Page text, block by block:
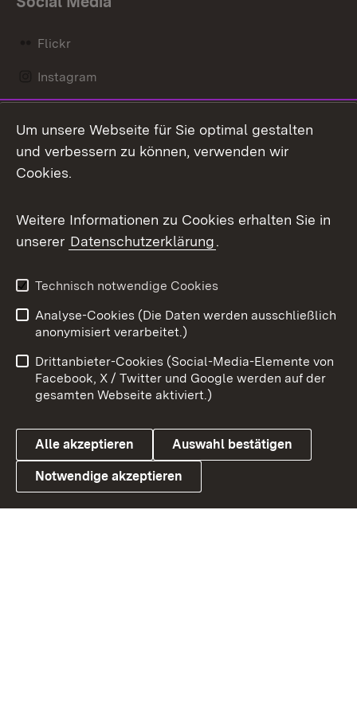
Flickr
Instagram
Mastodon
Messenger
Social Wall
X / Twitter
Youtube
Link zum Landesportal
Benutzungshinweise
Barrierefreiheit
Datenschutz
Cookies
Um unsere Webseite für Sie optimal gestalten
und verbessern zu können, verwenden wir
Cookies.
Weitere Informationen zu Cookies erhalten Sie in
unserer Datenschutzerklärung.
Technisch notwendige Cookies
Analyse-Cookies (Die Daten werden ausschließlich
anonymisiert verarbeitet.)
Drittanbieter-Cookies (Social-Media-Elemente von
Facebook, X / Twitter und Google werden auf der
gesamten Webseite aktiviert.)
Alle akzeptieren Auswahl bestätigen
Notwendige akzeptieren